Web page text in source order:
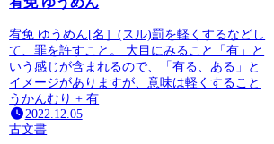
宥免 ゆうめん[名］(スル)罰を軽くするなどし
て、罪を許すこと。 大目にみること「有」と
いう感じが含まれるので、「有る、ある」と
イメージがありますが、意味は軽くすること
うかんむり + 有
2022.12.05
古文書